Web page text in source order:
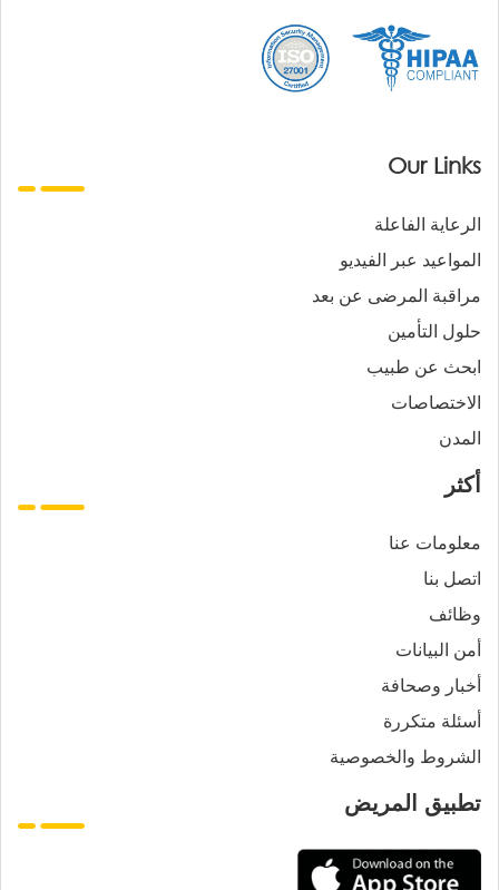
Our Links
الرعاية الفاعلة
المواعيد عبر الفيديو
مراقبة المرضى عن بعد
حلول التأمين
ابحث عن طبيب
الاختصاصات
المدن
أكثر
معلومات عنا
اتصل بنا
وظائف
أمن البيانات
أخبار وصحافة
أسئلة متكررة
الشروط والخصوصية
تطبيق المريض